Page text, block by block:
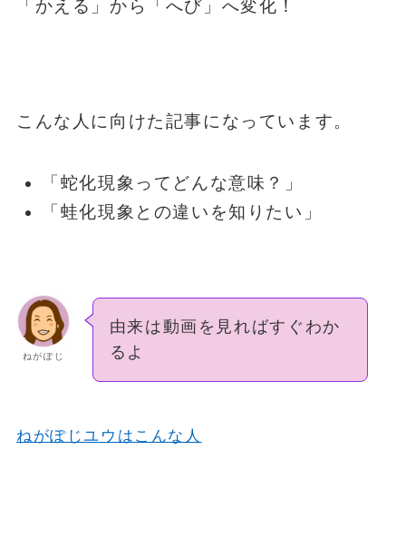
「かえる」から「へび」へ変化！
こんな人に向けた記事になっています。
「蛇化現象ってどんな意味？」
「蛙化現象との違いを知りたい」
ねがぽじ
由来は動画を見ればすぐわか
るよ
ねがぽじユウはこんな人